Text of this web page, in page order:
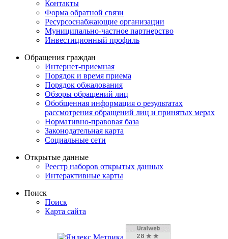
Контакты
Форма обратной связи
Ресурсоснабжающие организации
Муниципально-частное партнерство
Инвестиционный профиль
Обращения граждан
Интернет-приемная
Порядок и время приема
Порядок обжалования
Обзоры обращений лиц
Обобщенная информация о результатах
рассмотрения обращений лиц и принятых мерах
Нормативно-правовая база
Законодательная карта
Социальные сети
Открытые данные
Реестр наборов открытых данных
Интерактивные карты
Поиск
Поиск
Карта сайта